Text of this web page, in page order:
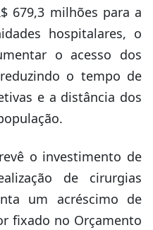
679,3 milhões para a
hospitalares, o
o acesso dos
o tempo de
e a distância dos
o investimento de
de cirurgias
um acréscimo de
fixado no Orçamento